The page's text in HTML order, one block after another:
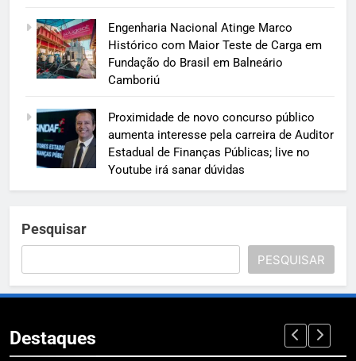
Engenharia Nacional Atinge Marco
Histórico com Maior Teste de Carga em
Fundação do Brasil em Balneário
Camboriú
Proximidade de novo concurso público
aumenta interesse pela carreira de Auditor
Estadual de Finanças Públicas; live no
Youtube irá sanar dúvidas
Pesquisar
PESQUISAR
Destaques